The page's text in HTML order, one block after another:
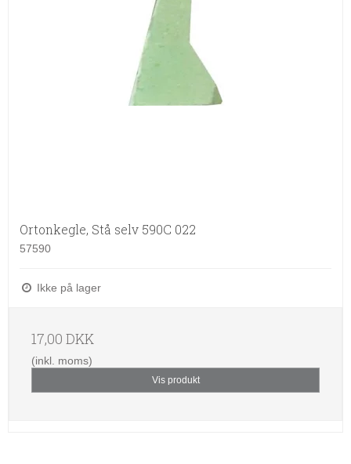
Ortonkegle, Stå selv 590C 022
57590
Ikke på lager
17,00 DKK
(inkl. moms)
Vis produkt